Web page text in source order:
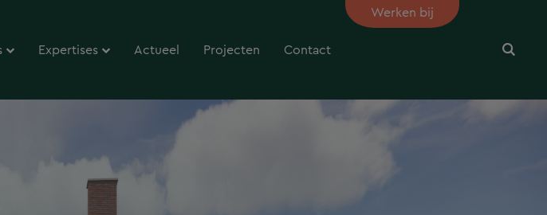
Expertises Actueel Projecten Contact
Werken bij